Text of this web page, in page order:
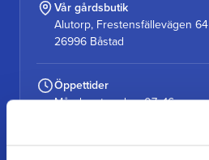
Vår gårdsbutik
Alutorp, Frestensfällevägen 64
26996 Båstad
Öppettider
Måndag–torsdag: 07–16